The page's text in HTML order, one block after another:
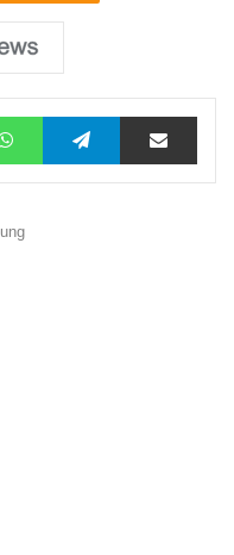
WhatsAppTelegramTeilen via E-Mail